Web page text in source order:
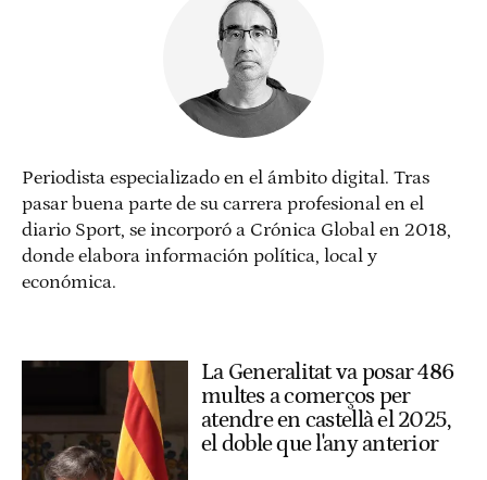
Periodista especializado en el ámbito digital. Tras
pasar buena parte de su carrera profesional en el
diario Sport, se incorporó a Crónica Global en 2018,
donde elabora información política, local y
económica.
La Generalitat va posar 486
multes a comerços per
atendre en castellà el 2025,
el doble que l'any anterior